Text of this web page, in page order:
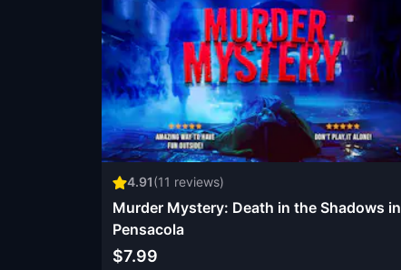
4.91(11 reviews)
Murder Mystery: Death in the Shadows in
Pensacola
$7.99